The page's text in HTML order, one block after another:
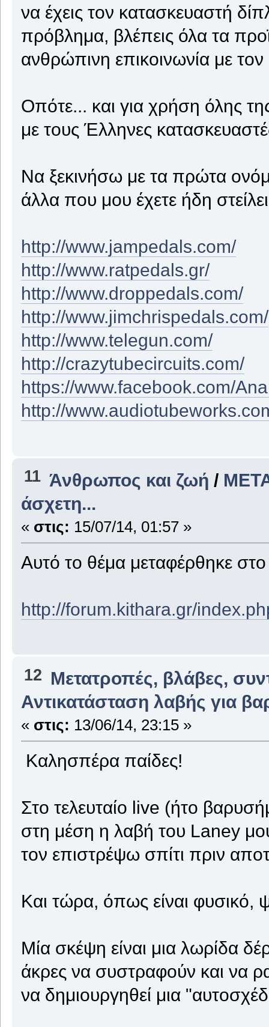
να έχεις τον κατασκευαστή
πρόβλημα, βλέπεις όλα τα
ανθρώπινη επικοινωνία με
Οπότε... και για χρήση όλης
με τους Έλληνες
Να ξεκινήσω με τα πρώτα
άλλα που μου έχετε ήδη
http://www.jampedals.com/
http://www.ratpedals.gr/
http://www.droppedals.com/
http://www.jimchrispedals.com/
http://www.telegun.com/
http://crazytubecircuits.com/
https://www.facebook.com/
http://
11 Άνθρωπος και ζωή /
άσχετη...
« στις: 15/07/14, 01:57 »
Αυτό το θέμα μεταφέρθηκε
http://forum.kithara.gr/
12 Μετατροπές, βλάβες,
Αντικατάσταση λαβής για
« στις: 13/06/14, 23:15 »
Καλησπέρα παίδες!
Στο τελευταίο live (ήτο
στη μέση η λαβή του Laney
τον επιστρέψω σπίτι πριν
Και τώρα, όπως είναι φυσικό,
Μία σκέψη είναι μια λωρίδα
άκρες να συστραφούν και να
να δημιουργηθεί μια